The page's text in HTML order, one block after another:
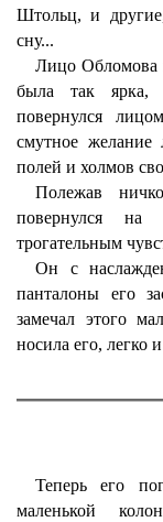
Штольц, и
сну...
Лицо Обломова
была так ярка,
повернулся
смутное желание
полей и холмов
Полежав
повернулся
трогательным
Он с
панталоны его
замечал этого
носила его, легко
Теперь его
маленькой